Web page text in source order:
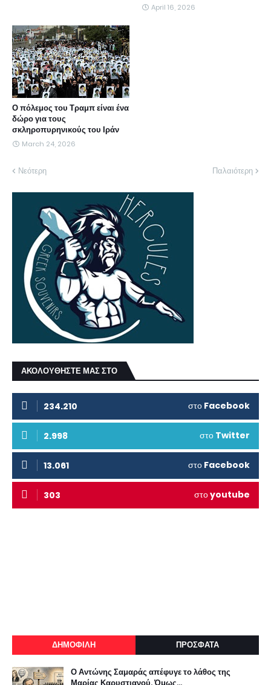
April 16, 2026
Ο πόλεμος του Τραμπ είναι ένα
δώρο για τους
σκληροπυρηνικούς του Ιράν
March 24, 2026
Νεότερη Παλαιότερη
ΑΚΟΛΟΥΘΗΣΤΕ ΜΑΣ ΣΤΟ
234.210 στο Facebook
2.998 στο Twitter
13.061 στο Facebook
303 στοyoutube
ΔΗΜΟΦΙΛΗ ΠΡΟΣΦΑΤΑ
Ο Αντώνης Σαμαράς απέφυγε το λάθος της